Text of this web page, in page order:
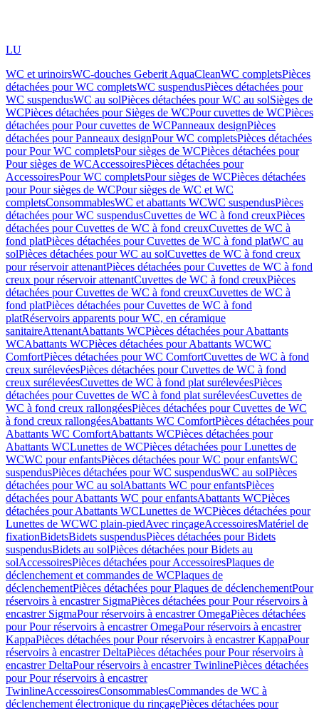
LU
WC et urinoirsWC-douches Geberit AquaCleanWC completsPièces
détachées pour WC completsWC suspendusPièces détachées pour
WC suspendusWC au solPièces détachées pour WC au solSièges de
WCPièces détachées pour Sièges de WCPour cuvettes de WCPièces
détachées pour Pour cuvettes de WCPanneaux designPièces
détachées pour Panneaux designPour WC completsPièces détachées
pour Pour WC completsPour sièges de WCPièces détachées pour
Pour sièges de WCAccessoiresPièces détachées pour
AccessoiresPour WC completsPour sièges de WCPièces détachées
pour Pour sièges de WCPour sièges de WC et WC
completsConsommablesWC et abattants WCWC suspendusPièces
détachées pour WC suspendusCuvettes de WC à fond creuxPièces
détachées pour Cuvettes de WC à fond creuxCuvettes de WC à
fond platPièces détachées pour Cuvettes de WC à fond platWC au
solPièces détachées pour WC au solCuvettes de WC à fond creux
pour réservoir attenantPièces détachées pour Cuvettes de WC à fond
creux pour réservoir attenantCuvettes de WC à fond creuxPièces
détachées pour Cuvettes de WC à fond creuxCuvettes de WC à
fond platPièces détachées pour Cuvettes de WC à fond
platRéservoirs apparents pour WC, en céramique
sanitaireAttenantAbattants WCPièces détachées pour Abattants
WCAbattants WCPièces détachées pour Abattants WCWC
ComfortPièces détachées pour WC ComfortCuvettes de WC à fond
creux surélevéesPièces détachées pour Cuvettes de WC à fond
creux surélevéesCuvettes de WC à fond plat surélevéesPièces
détachées pour Cuvettes de WC à fond plat surélevéesCuvettes de
WC à fond creux rallongéesPièces détachées pour Cuvettes de WC
à fond creux rallongéesAbattants WC ComfortPièces détachées pour
Abattants WC ComfortAbattants WCPièces détachées pour
Abattants WCLunettes de WCPièces détachées pour Lunettes de
WCWC pour enfantsPièces détachées pour WC pour enfantsWC
suspendusPièces détachées pour WC suspendusWC au solPièces
détachées pour WC au solAbattants WC pour enfantsPièces
détachées pour Abattants WC pour enfantsAbattants WCPièces
détachées pour Abattants WCLunettes de WCPièces détachées pour
Lunettes de WCWC plain-piedAvec rinçageAccessoiresMatériel de
fixationBidetsBidets suspendusPièces détachées pour Bidets
suspendusBidets au solPièces détachées pour Bidets au
solAccessoiresPièces détachées pour AccessoiresPlaques de
déclenchement et commandes de WCPlaques de
déclenchementPièces détachées pour Plaques de déclenchementPour
réservoirs à encastrer SigmaPièces détachées pour Pour réservoirs à
encastrer SigmaPour réservoirs à encastrer OmegaPièces détachées
pour Pour réservoirs à encastrer OmegaPour réservoirs à encastrer
KappaPièces détachées pour Pour réservoirs à encastrer KappaPour
réservoirs à encastrer DeltaPièces détachées pour Pour réservoirs à
encastrer DeltaPour réservoirs à encastrer TwinlinePièces détachées
pour Pour réservoirs à encastrer
TwinlineAccessoiresConsommablesCommandes de WC à
déclenchement électronique du rinçagePièces détachées pour